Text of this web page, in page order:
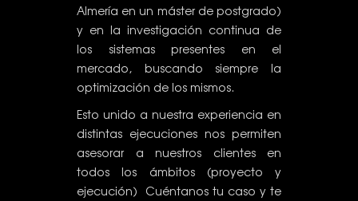
Almería en un máster de postgrado)
y en la investigación continua de
los sistemas presentes en el
mercado, buscando siempre la
optimización de los mismos.
Esto unido a nuestra experiencia en
distintas ejecuciones nos permiten
asesorar a nuestros clientes en
todos los ámbitos (proyecto y
ejecución) Cuéntanos tu caso y te